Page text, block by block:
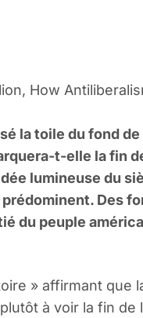
How
la toile du fond
t-elle la fin
lumineuse du
Des
du peuple
» affirmant que
à voir la fin